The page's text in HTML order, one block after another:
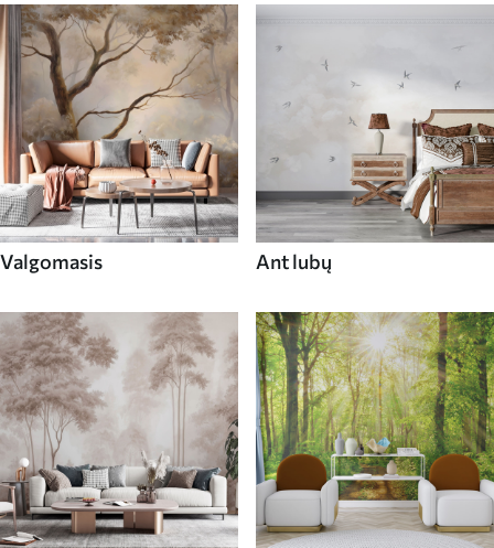
Valgomasis Ant lubų